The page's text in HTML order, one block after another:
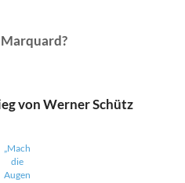
von Werner Schütz
„Mach
die
Augen